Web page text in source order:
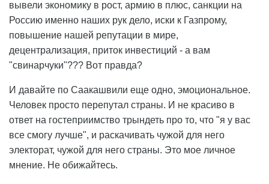
вывели экономику в рост, армию в плюс, санкции на
Россию именно наших рук дело, иски к Газпрому,
повышение нашей репутации в мире,
децентрализация, приток инвестиций - а вам
"свинарчуки"??? Вот правда?
И давайте по Саакашвили еще одно, эмоциональное.
Человек просто перепутал страны. И не красиво в
ответ на гостеприимство трындеть про то, что "я у вас
все смогу лучше", и раскачивать чужой для него
электорат, чужой для него страны. Это мое личное
мнение. Не обижайтесь.